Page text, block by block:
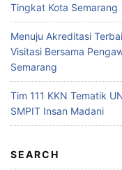
Tingkat Kota Semarang
Menuju Akreditasi
Visitasi Bersama
Semarang
Tim 111 KKN Tematik
SMPIT Insan Madani
SEARCH